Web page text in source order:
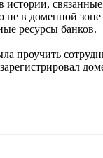
не в доменной
ресурсы банков.
проучить